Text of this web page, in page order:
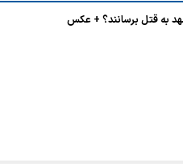
به قتل برسانند؟ + عکس